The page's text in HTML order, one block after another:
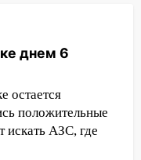
Ульяновской
до 1 июля
обращение
4
автомобиль
днем 6
остается
положительные
искать АЗС, где